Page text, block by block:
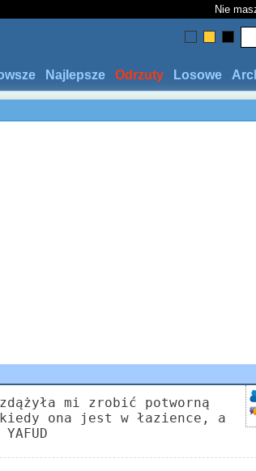
Nie
Losowe
Odrzuty
Najlepsze
mi zrobić potworną
ona jest w łazience, a